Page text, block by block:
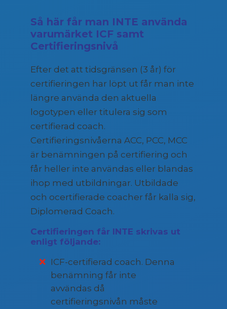
Så här får man INTE använda
varumärket ICF samt
Certifieringsnivå
Efter det att tidsgränsen (3 år) för
certifieringen har löpt ut får man inte
längre använda den aktuella
logotypen eller titulera sig som
certifierad coach.
Certifieringsnivåerna ACC, PCC, MCC
är benämningen på certifiering och
får heller inte användas eller blandas
ihop med utbildningar. Utbildade
och ocertifierade coacher får kalla sig,
Diplomerad Coach.
Certifieringen får INTE skrivas ut
enligt följande:
ICF-certifierad coach. Denna
benämning får inte
avvändas då
certifieringsnivån måste